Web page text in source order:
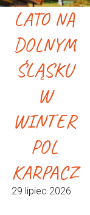
LATO NA
DOLNYM
ŚLĄSKU
W
WINTER
POL
KARPACZ
29 lipiec 2026